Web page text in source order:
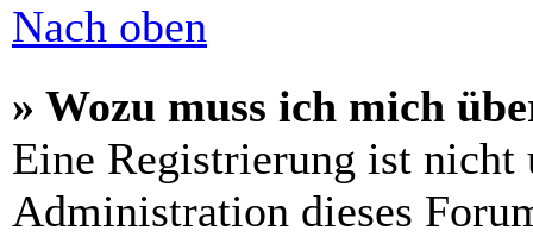
Nach oben
» Wozu muss ich mich
Eine Registrierung ist
Administration dieses